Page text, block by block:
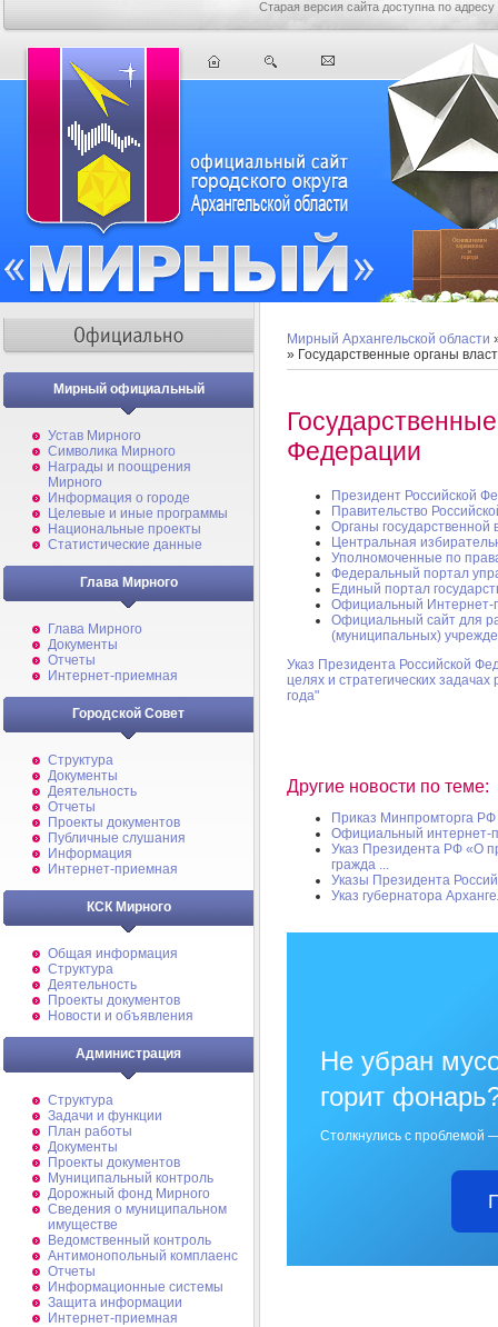
Старая версия сайта доступна по адресу
Мирный официальный
Устав Мирного
Символика Мирного
Награды и поощрения
Мирного
Информация о городе
Целевые и иные программы
Национальные проекты
Статистические данные
Глава Мирного
Глава Мирного
Документы
Отчеты
Интернет-приемная
Городской Совет
Структура
Документы
Деятельность
Отчеты
Проекты документов
Публичные слушания
Информация
Интернет-приемная
КСК Мирного
Общая информация
Структура
Деятельность
Проекты документов
Новости и объявления
Администрация
Структура
Задачи и функции
План работы
Документы
Проекты документов
Муниципальный контроль
Дорожный фонд Мирного
Cведения о муниципальном
имуществе
Ведомственный контроль
Антимонопольный комплаенс
Отчеты
Информационные системы
Защита информации
Интернет-приемная
Мирный Архангельской области
» Государственные органы
Федерации
Президент Российской
Правительство
Органы государственной
Центральная
Уполномоченные по
Федеральный портал
Единый портал
Официальный Интернет-
Официальный сайт для
(муниципальных)
Указ Президента Российской
целях и стратегических
года"
Другие новости по теме:
Приказ Минпромторга
Официальный интернет-
Указ Президента РФ «О
гражда ...
Указы Президента
Указ губернатора
Не убран
горит
Столкнулись с проблемой